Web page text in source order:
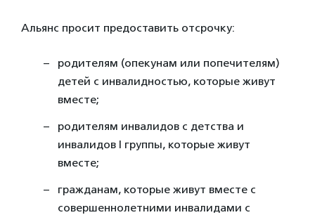
Альянс просит предоставить отсрочку:
родителям (опекунам или попечителям)
детей с инвалидностью, которые живут
вместе;
родителям инвалидов с детства и
инвалидов I группы, которые живут
вместе;
гражданам, которые живут вместе с
совершеннолетними инвалидами с